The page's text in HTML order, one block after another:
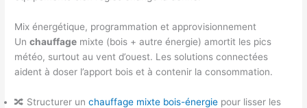
Mix énergétique, programmation et approvisionnement
Unchauffage mixte (bois + autre énergie) amortit les pics
météo, surtout au vent d’ouest. Les solutions connectées
aident à doser l’apport bois et à contenir la consommation.
🔀 Structurer unchauffage mixte bois-énergie pour lisser les